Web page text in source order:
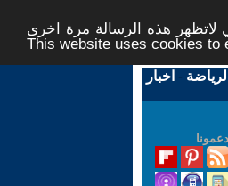
هذه الرسالة مرة اخرى -
This website uses cookies to
- اخبار